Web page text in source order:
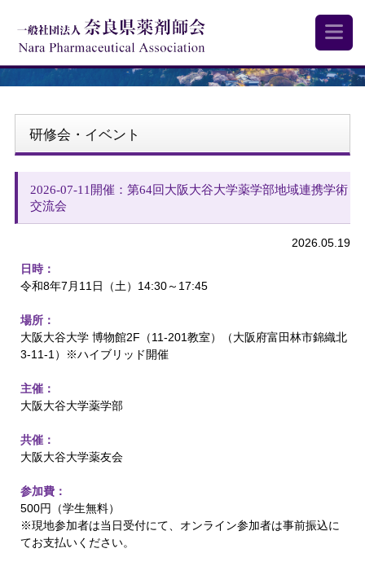
研修会・イベント
2026-07-11開催：第64回大阪大谷大学薬学部地域連携学術
交流会
2026.05.19
日時：
令和8年7月11日（土）14:30～17:45
場所：
大阪大谷大学 博物館2F（11-201教室）（大阪府富田林市錦織北
3-11-1）※ハイブリッド開催
主催：
大阪大谷大学薬学部
共催：
大阪大谷大学薬友会
参加費：
500円（学生無料）
※現地参加者は当日受付にて、オンライン参加者は事前振込に
てお支払いください。